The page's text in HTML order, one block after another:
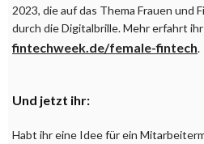
2023, die auf das Thema Frauen und
durch die Digitalbrille. Mehr erfahrt
fintechweek.de/female-fintech.
Und jetzt ihr:
Habt ihr eine Idee für ein